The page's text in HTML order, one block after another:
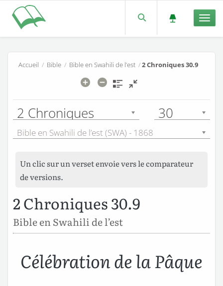
Accueil / Bible/ Bible en Swahili de l’est/2 Chroniques 30.9
2 Chroniques 30
Bible en Swahili de l’est (SWA) - 1868
Un clic sur un verset envoie vers le comparateur
de versions.
2 Chroniques 30.9
Bible en Swahili de l’est
Célébration de la Pâque